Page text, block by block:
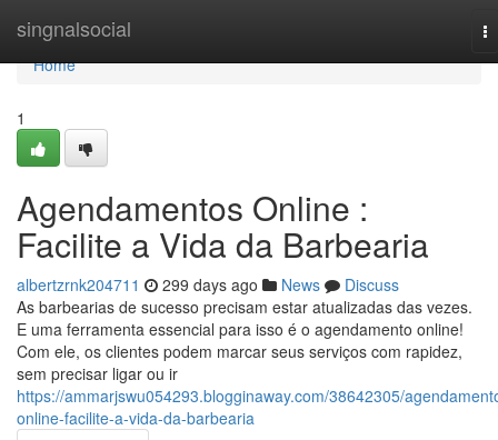
singnalsocial
Home
Home
1
Agendamentos Online :
Facilite a Vida da Barbearia
albertzrnk204711 299 days ago News
Discuss
As barbearias de sucesso precisam estar atualizadas das vezes.
E uma ferramenta essencial para isso é o agendamento online!
Com ele, os clientes podem marcar seus serviços com rapidez,
sem precisar ligar ou ir
https://ammarjswu054293.blogginaway.com/38642305/
online-facilite-a-vida-da-barbearia